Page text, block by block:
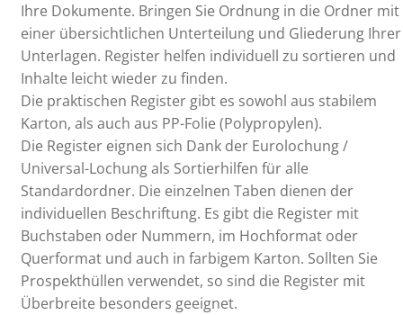
Ihre Dokumente. Bringen Sie Ordnung in die Ordner mit
einer übersichtlichen Unterteilung und Gliederung Ihrer
Unterlagen. Register helfen individuell zu sortieren und
Inhalte leicht wieder zu finden.
Die praktischen Register gibt es sowohl aus stabilem
Karton, als auch aus PP-Folie (Polypropylen).
Die Register eignen sich Dank der Eurolochung /
Universal-Lochung als Sortierhilfen für alle
Standardordner. Die einzelnen Taben dienen der
individuellen Beschriftung. Es gibt die Register mit
Buchstaben oder Nummern, im Hochformat oder
Querformat und auch in farbigem Karton. Sollten Sie
Prospekthüllen verwendet, so sind die Register mit
Überbreite besonders geeignet.